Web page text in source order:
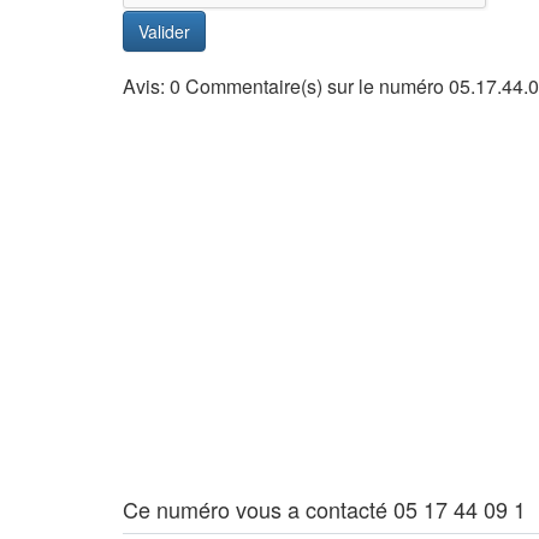
Valider
Avis: 0 Commentaire(s) sur le numéro
Ce numéro vous a contacté 05 17 44 09 1